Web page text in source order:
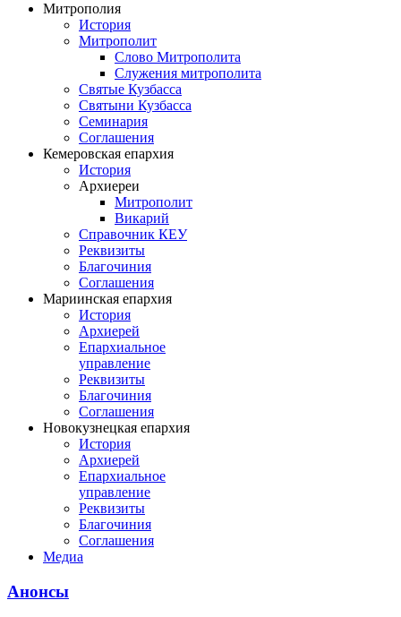
Митрополия
История
Митрополит
Слово Митрополита
Служения митрополита
Святые Кузбасса
Святыни Кузбасса
Семинария
Соглашения
Кемеровская епархия
История
Архиереи
Митрополит
Викарий
Справочник КЕУ
Реквизиты
Благочиния
Соглашения
Мариинская епархия
История
Архиерей
Епархиальное
управление
Реквизиты
Благочиния
Соглашения
Новокузнецкая епархия
История
Архиерей
Епархиальное
управление
Реквизиты
Благочиния
Соглашения
Медиа
Анонсы